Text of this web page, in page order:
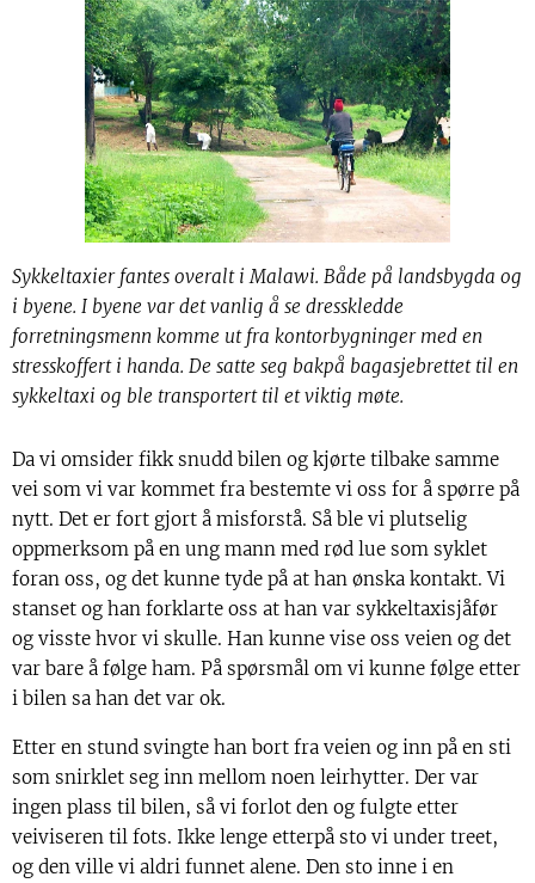
Sykkeltaxier fantes overalt i Malawi. Både på landsbygda og
i byene. I byene var det vanlig å se dresskledde
forretningsmenn komme ut fra kontorbygninger med en
stresskoffert i handa. De satte seg bakpå bagasjebrettet til en
sykkeltaxi og ble transportert til et viktig møte.
Da vi omsider fikk snudd bilen og kjørte tilbake samme
vei som vi var kommet fra bestemte vi oss for å spørre på
nytt. Det er fort gjort å misforstå. Så ble vi plutselig
oppmerksom på en ung mann med rød lue som syklet
foran oss, og det kunne tyde på at han ønska kontakt. Vi
stanset og han forklarte oss at han var sykkeltaxisjåfør
og visste hvor vi skulle. Han kunne vise oss veien og det
var bare å følge ham. På spørsmål om vi kunne følge etter
i bilen sa han det var ok.
Etter en stund svingte han bort fra veien og inn på en sti
som snirklet seg inn mellom noen leirhytter. Der var
ingen plass til bilen, så vi forlot den og fulgte etter
veiviseren til fots. Ikke lenge etterpå sto vi under treet,
og den ville vi aldri funnet alene. Den sto inne i en